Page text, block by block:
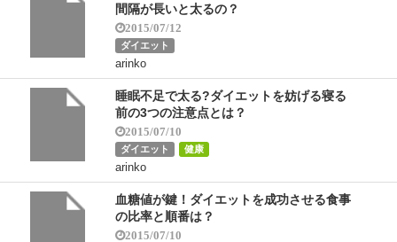
間隔が長いと太るの？
2015/07/12
ダイエット
arinko
睡眠不足で太る?ダイエットを妨げる寝る
前の3つの注意点とは？
2015/07/10
ダイエット 健康
arinko
血糖値が鍵！ダイエットを成功させる食事
の比率と順番は？
2015/07/10